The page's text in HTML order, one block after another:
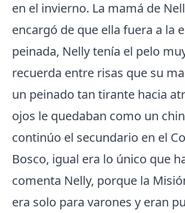
en el invierno. La mamá de
encargó de que ella fuera a la
peinada, Nelly tenía el pelo
recuerda entre risas que su
un peinado tan tirante hacia
ojos le quedaban como un
continúo el secundario en el
Bosco, igual era lo único que
comenta Nelly, porque la
era solo para varones y eran